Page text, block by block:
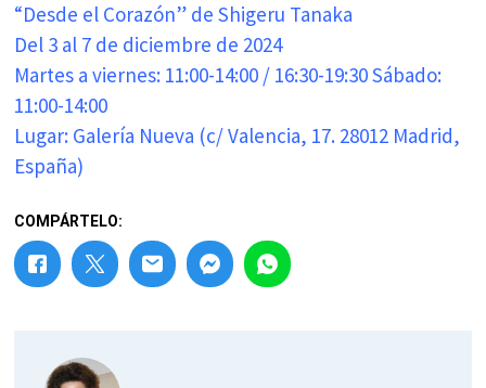
“Desde el Corazón” de Shigeru Tanaka
Del 3 al 7 de diciembre de 2024
Martes a viernes: 11:00-14:00 / 16:30-19:30 Sábado:
11:00-14:00
Lugar: Galería Nueva (c/ Valencia, 17. 28012 Madrid,
España)
COMPÁRTELO: